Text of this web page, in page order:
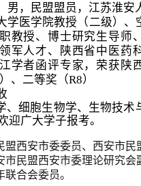
男，民盟盟员，江苏淮安
学医学院教授（二级）、
教授、博士研究生导师
军人才、陕西省中医药
学者函评专家，荣获陕
、二等奖（R8）
、细胞生物学、生物技术
迎广大学子报考。
盟西安市委委员、西安市民
市民盟西安市委理论研究会
联合会委员。